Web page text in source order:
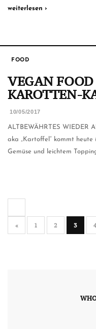
weiterlesen ›
FOOD
VEGAN
KAROTTEN-
10/05/2017
ALTBEWÄHRTES WIEDER
aka „Kartoffel“ kommt
Gemüse und leichtem
« 1 2 3